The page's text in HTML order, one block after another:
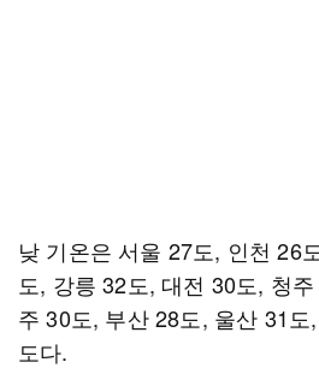
낮 기온은 서울 27도, 인천 26
도, 강릉 32도, 대전 30도, 청
주 30도, 부산 28도, 울산 31
도다.